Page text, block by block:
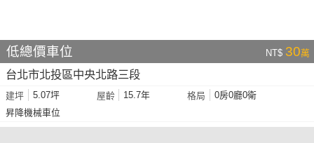
依建物坪數 大 → 小
依土地坪數 大 → 小
低總價車位 NT$ 30萬
台北市北投區中央北路三段
建坪 5.07坪 屋齡 15.7年 格局
0房0廳0衛
昇降機械車位